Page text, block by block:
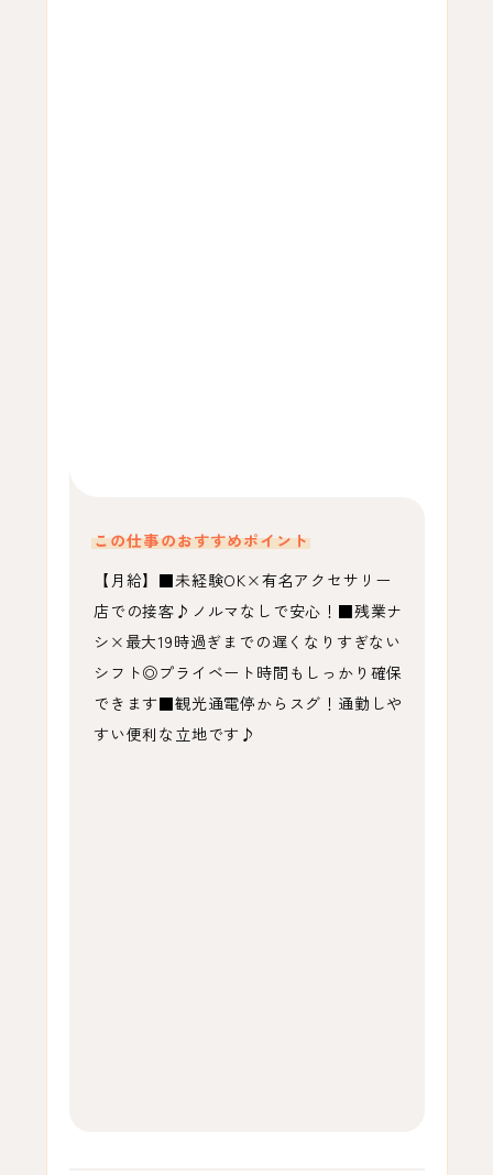
この仕事のおすすめポイント
【月給】■未経験OK×有名アクセサリー
店での接客♪ノルマなしで安心！■残業ナ
シ×最大19時過ぎまでの遅くなりすぎない
シフト◎プライベート時間もしっかり確保
できます■観光通電停からスグ！通勤しや
すい便利な立地です♪